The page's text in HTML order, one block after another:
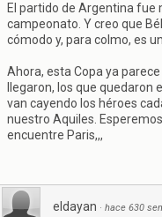
El partido de Argentina fue
campeonato. Y creo que
cómodo y, para colmo, es
Ahora, esta Copa ya
llegaron, los que quedaron
van cayendo los héroes
nuestro Aquiles.
encuentre Paris,,,
eldayan · hace 630